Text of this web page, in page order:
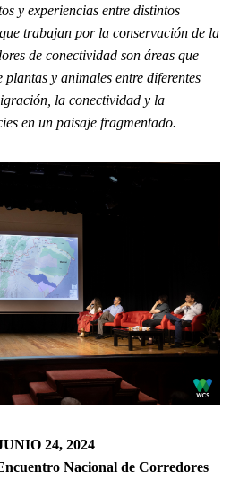
y experiencias entre distintos
trabajan por la conservación de la
de conectividad son áreas que
y animales entre diferentes
la conectividad y la
en un paisaje fragmentado.
24, 2024
Nacional de Corredores